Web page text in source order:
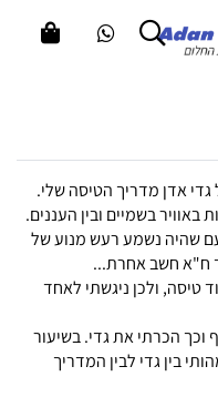
אדן מדריך הטיסה שלי.
באוויר בשמיים ובין העננים.
שהיה נשמע רעש מנוע של
ח"א חשב אחרת...
טיסה, ולכן ניגשתי לאחד
וכך הכרתי את גדי. בשיעור
בין גדי לבין המדריך